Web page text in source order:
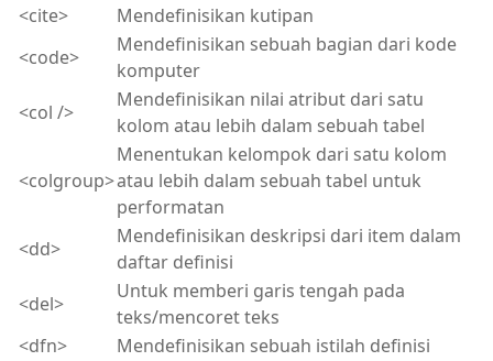
<cite>
Mendefinisikan kutipan
<code>
Mendefinisikan sebuah bagian dari kode
komputer
<col />
Mendefinisikan nilai atribut dari satu
kolom atau lebih dalam sebuah tabel
<colgroup>
Menentukan kelompok dari satu kolom
atau lebih dalam sebuah tabel untuk
performatan
<dd>
Mendefinisikan deskripsi dari item dalam
daftar definisi
<del>
Untuk memberi garis tengah pada
teks/mencoret teks
<dfn>
Mendefinisikan sebuah istilah definisi